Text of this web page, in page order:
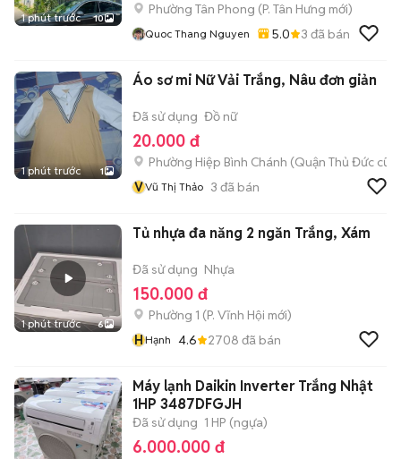
1 phút trước 10
Phường Tân Phong (P. Tân Hưng mới)
Quoc Thang Nguyen 5.0 3 đã bán
1 phút trước 1
Áo sơ mi Nữ Vải Trắng, Nâu đơn giản
Đã sử dụng Đồ nữ
20.000 đ
Phường Hiệp Bình Chánh (Quận Thủ Đức cũ)
VVũ Thị Thảo 3 đã bán
1 phút trước 6
Tủ nhựa đa năng 2 ngăn Trắng, Xám
Đã sử dụng Nhựa
150.000 đ
Phường 1 (P. Vĩnh Hội mới)
HHạnh 4.6 2708 đã bán
Máy lạnh Daikin Inverter Trắng Nhật
1HP 3487DFGJH
Đã sử dụng 1 HP (ngựa)
6.000.000 đ